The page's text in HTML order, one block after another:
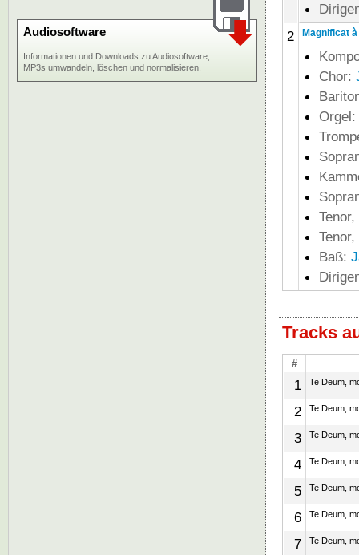
2
Magnificat
Chor:
Orgel:
Baß:
Tracks
#
1 Te Deum,
2 Te Deum,
3 Te Deum,
4 Te Deum,
5 Te Deum,
6 Te Deum,
7 Te Deum,
Audiosoftware
Informationen und Downloads zu Audiosoftware,
MP3s umwandeln, löschen und normalisieren.